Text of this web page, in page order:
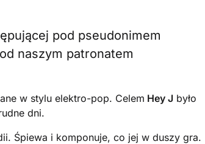
pod pseudonimem
naszym patronatem
w stylu elektro-pop. Celem Hey J było
dni.
Śpiewa i komponuje, co jej w duszy gra.